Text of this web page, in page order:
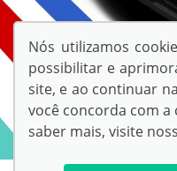
Nós utilizamos
possibilitar e
site, e ao continuar
você concorda com a
saber mais, visite